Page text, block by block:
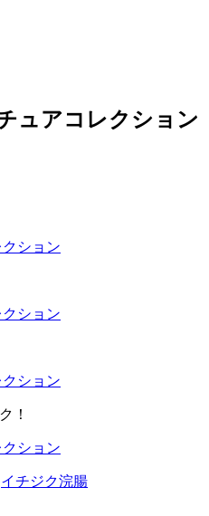
ュアコレクション
ション
ション
ション
！
ション
イチジク浣腸